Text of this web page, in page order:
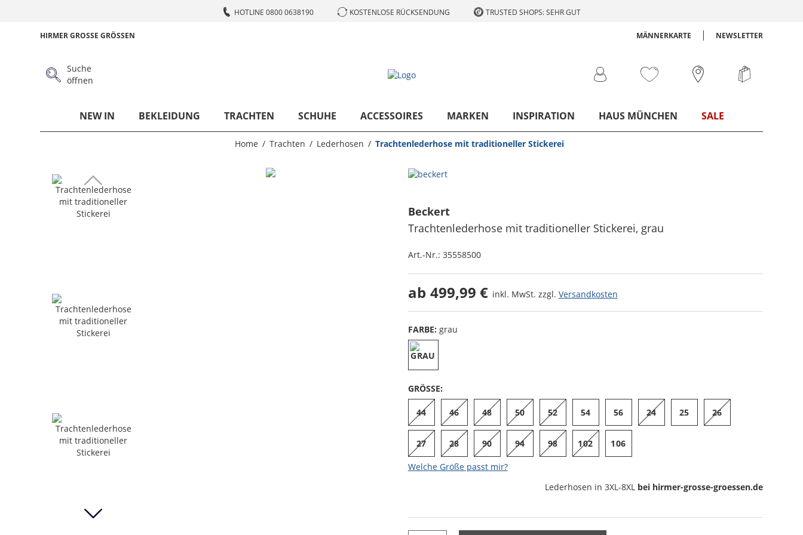
HOTLINE 0800 0638190 KOSTENLOSE RÜCKSENDUNG TRUSTED SHOPS: SEHR GUT
HIRMER GROSSE GRÖSSEN MÄNNERKARTE NEWSLETTER
Suche
öffnen
NEW IN BEKLEIDUNG TRACHTEN SCHUHE ACCESSOIRES MARKEN INSPIRATION HAUS MÜNCHEN SALE
Home Trachten Lederhosen Trachtenlederhose mit traditioneller Stickerei
Beckert
Trachtenlederhose mit traditioneller Stickerei, grau
Art.-Nr.: 35558500
ab 499,99 € inkl. MwSt. zzgl. Versandkosten
FARBE: grau
GRÖSSE:
44 46 48 50 52 54 56 24 25 26
27 28 90 94 98 102 106
Welche Größe passt mir?
Lederhosen in 3XL-8XL bei hirmer-grosse-groessen.de